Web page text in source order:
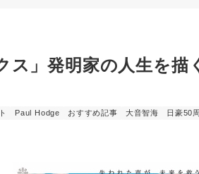
ス」発明家の人生を
Paul Hodge おすすめ記事 大音智海 日豪50